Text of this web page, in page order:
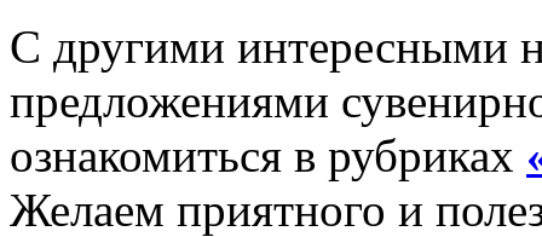
С другими интересными
предложениями
ознакомиться в рубриках
Желаем приятного и